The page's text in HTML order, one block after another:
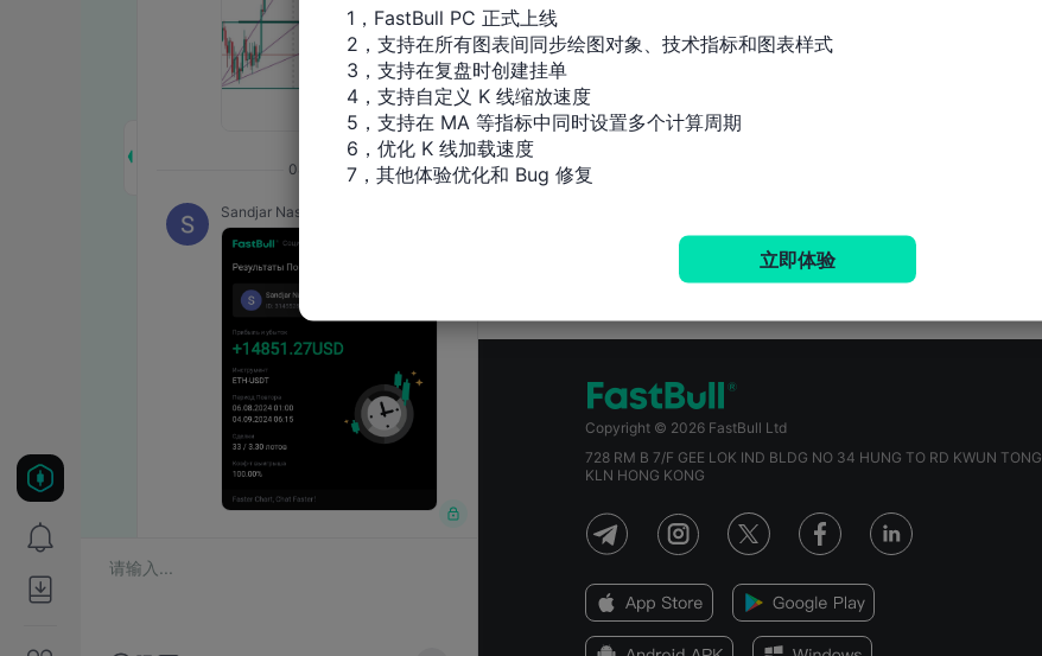
Copyright © 2026 FastBull Ltd
728 RM B 7/F GEE LOK IND BLDG NO 34 HUNG TO RD KWUN TONG
KLN HONG KONG
1，FastBull PC 正式上线
2，支持在所有图表间同步绘图对象、技术指标和图表样式
3，支持在复盘时创建挂单
4，支持自定义 K 线缩放速度
5，支持在 MA 等指标中同时设置多个计算周期
6，优化 K 线加载速度
7，其他体验优化和 Bug 修复
立即体验